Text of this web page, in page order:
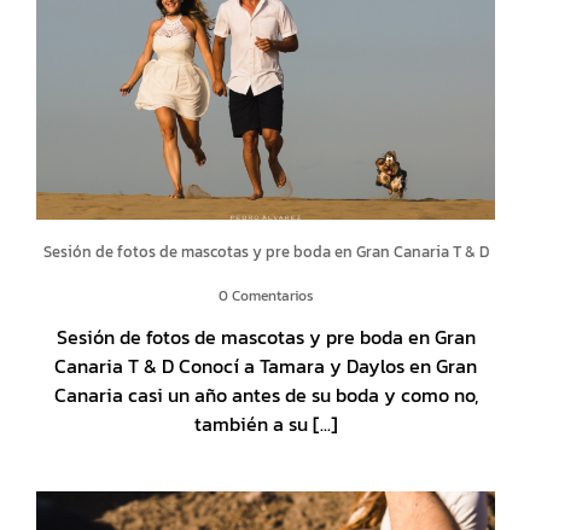
Sesión de fotos de mascotas y pre boda en Gran Canaria T & D
0 Comentarios
Sesión de fotos de mascotas y pre boda en Gran
Canaria T & D Conocí a Tamara y Daylos en Gran
Canaria casi un año antes de su boda y como no,
también a su [...]